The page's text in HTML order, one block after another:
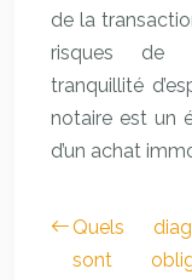
de la
risques de
tranquillité
notaire est un
d’un achat
Quels
sont